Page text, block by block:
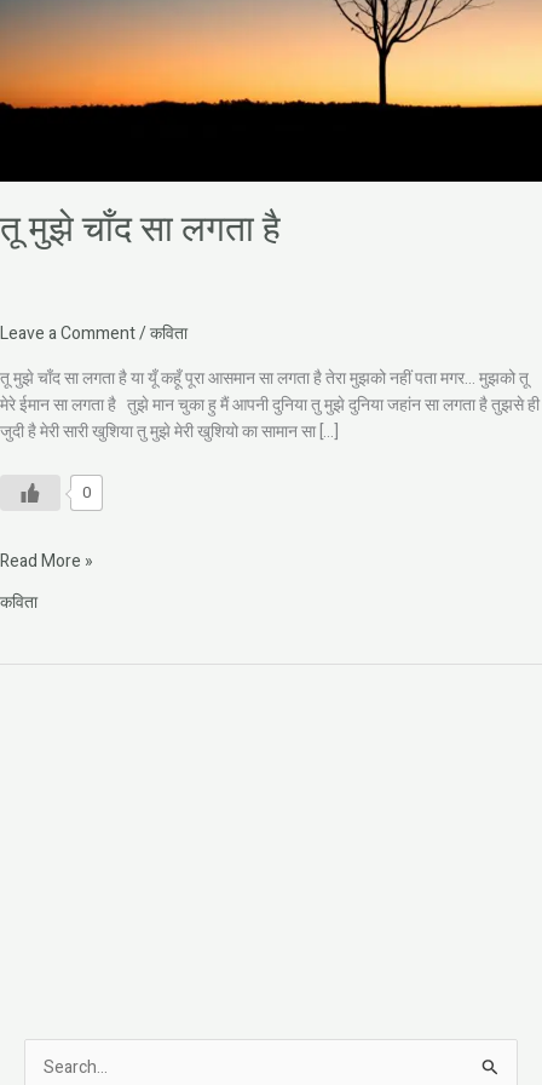
तू मुझे चाँद सा लगता है
Leave a Comment/कविता
तू मुझे चाँद सा लगता है या यूँ कहूँ पूरा आसमान सा लगता है तेरा मुझको नहीं पता मगर… मुझको तू
मेरे ईमान सा लगता है तुझे मान चुका हु मैं आपनी दुनिया तु मुझे दुनिया जहांन सा लगता है तुझसे ही
जुदी है मेरी सारी खुशिया तु मुझे मेरी खुशियो का सामान सा […]
0
Read More »
कविता